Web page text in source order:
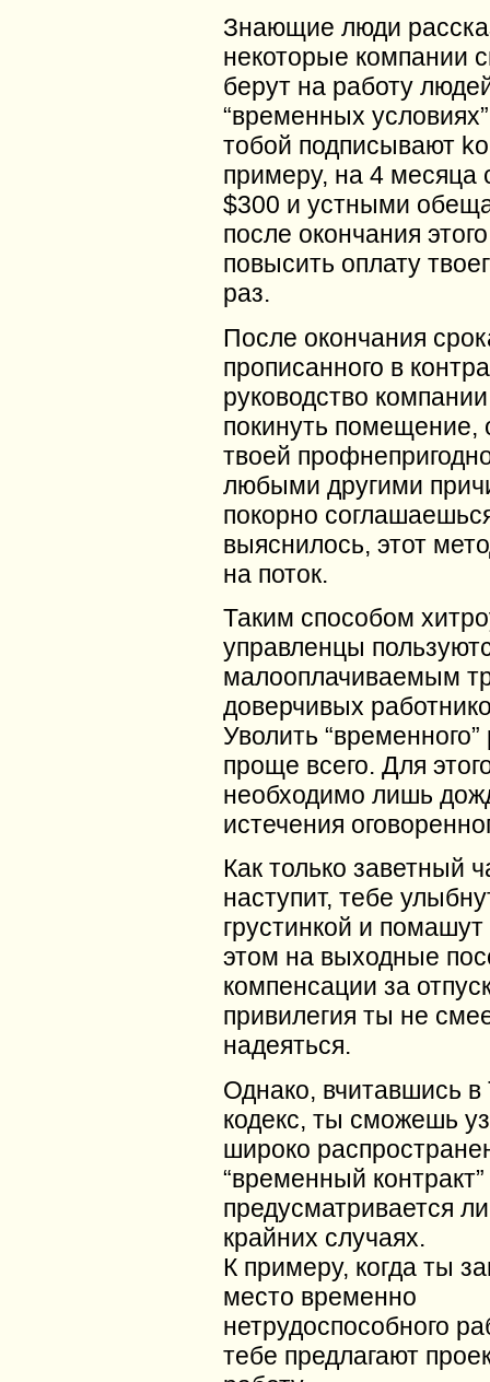
Знающие люди
некоторые компании
берут на работу
“временных
тобой подписывают
примеру, на 4 месяца
$300 и устными
после окончания
повысить оплату
раз.
После окончания
прописанного в
руководство
покинуть помещение,
твоей
любыми другими
покорно
выяснилось, этот
на поток.
Таким способом
управленцы
малооплачиваемым
доверчивых
Уволить
проще всего. Для
необходимо лишь
истечения
Как только заветный
наступит, тебе
грустинкой и
этом на выходные
компенсации за
привилегия ты не
надеяться.
Однако, вчитавшись в
кодекс, ты сможешь
широко
“временный
предусматривается
крайних случаях.
К примеру, когда ты
место временно
нетрудоспособного
тебе предлагают